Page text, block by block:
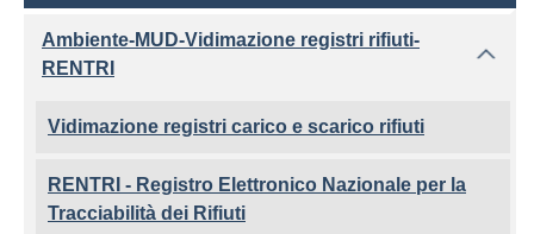
Ambiente-MUD-Vidimazione registri rifiuti-
RENTRI
Vidimazione registri carico e scarico rifiuti
RENTRI - Registro Elettronico Nazionale per la
Tracciabilità dei Rifiuti